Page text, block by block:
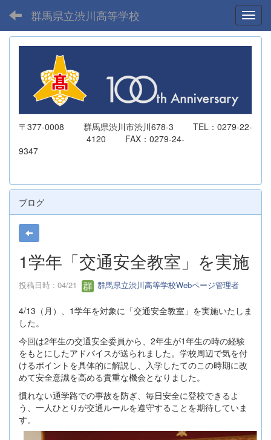
群馬県立渋川高等学校
〒377-0008 群馬県渋川市渋川678-3 TEL：0279-22-
4120 FAX：0279-24-
9347
ブログ
1学年「交通安全教室」を実施
投稿日時 : 04/21 群馬県立渋川高等学校Webページ管理者
4/13（月）、1学年を対象に「交通安全教室」を実施いたしま
した。
今回は2年生の交通安全委員から、2年生が1年生の時の経験
をもとにしたアドバイスが送られました。学校周辺で気を付
けるポイントを具体的に解説し、入学したてのこの時期に改
めて安全意識を高める貴重な機会となりました。
慣れない通学路での事故を防ぎ、毎日安全に登校できるよ
う、一人ひとりが交通ルールを遵守することを期待していま
す。